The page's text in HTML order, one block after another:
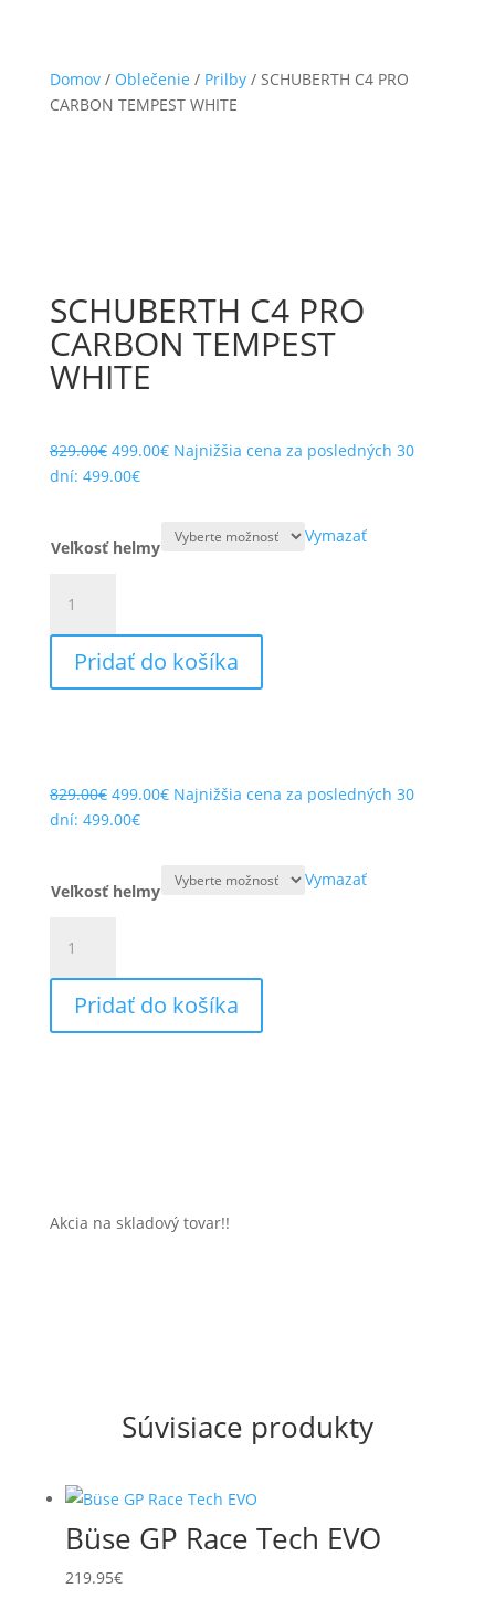
Domov/ Oblečenie / Prilby/ SCHUBERTH C4 PRO
CARBON TEMPEST WHITE
SCHUBERTH C4 PRO
CARBON TEMPEST
WHITE
829.00€ Pôvodná
cena
499.00€Aktuálna
Najnižšia cena za posledných 30
dní: 499.00€
Veľkosť helmy
Vymazať
SCHUBERTH
C4
PRO
CARBON
Pridať do košíka
829.00€ Pôvodná
cena
499.00€Aktuálna
Najnižšia cena za posledných 30
dní: 499.00€
Veľkosť helmy
Vymazať
SCHUBERTH
C4
PRO
CARBON
Pridať do košíka
Akcia na skladový tovar!!
Súvisiace produkty
Büse GP Race Tech EVO
219.95€